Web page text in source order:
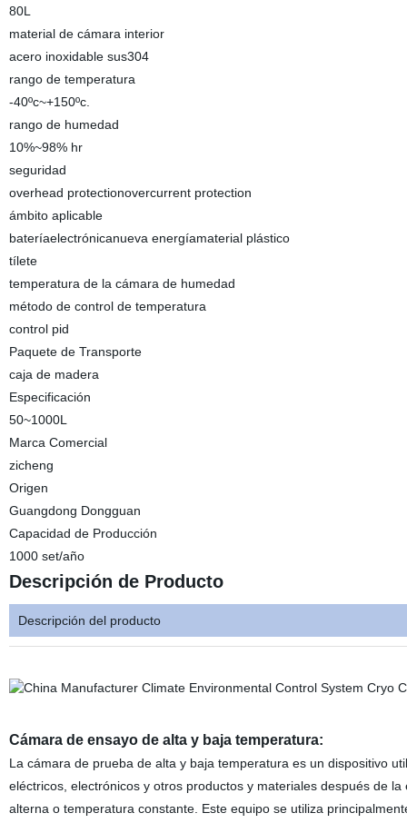
80L
material de cámara interior
acero inoxidable sus304
rango de temperatura
-40ºc~+150ºc.
rango de humedad
10%~98% hr
seguridad
overhead protectionovercurrent protection
ámbito aplicable
bateríaelectrónicanueva energíamaterial plástico
tílete
temperatura de la cámara de humedad
método de control de temperatura
control pid
Paquete de Transporte
caja de madera
Especificación
50~1000L
Marca Comercial
zicheng
Origen
Guangdong Dongguan
Capacidad de Producción
1000 set/año
Descripción de Producto
Descripción del producto
Cámara de ensayo de alta y baja temperatura:
La cámara de prueba de alta y baja temperatura es un dispositivo
eléctricos, electrónicos y otros productos y materiales después de
alterna o temperatura constante. Este equipo se utiliza